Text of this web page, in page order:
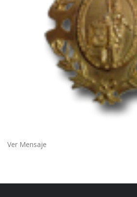
Ver Mensaje